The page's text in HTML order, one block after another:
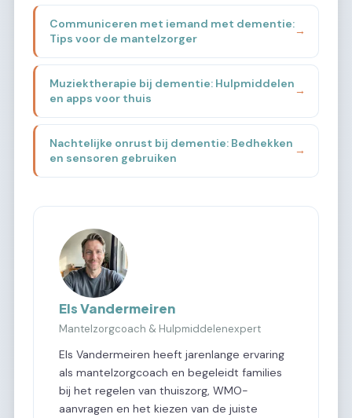
Communiceren met iemand met dementie:
Tips voor de mantelzorger
→
Muziektherapie bij dementie: Hulpmiddelen
en apps voor thuis
→
Nachtelijke onrust bij dementie: Bedhekken
en sensoren gebruiken
→
Els Vandermeiren
Mantelzorgcoach & Hulpmiddelenexpert
Els Vandermeiren heeft jarenlange ervaring
als mantelzorgcoach en begeleidt families
bij het regelen van thuiszorg, WMO-
aanvragen en het kiezen van de juiste